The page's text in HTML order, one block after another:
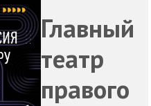
Главный
театр
правого